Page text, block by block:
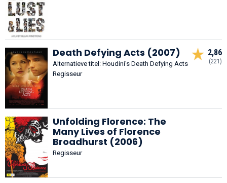
Death Defying Acts (2007)
Alternatieve titel: Houdini's Death Defying Acts
Regisseur
2,86
(221)
Unfolding Florence: The
Many Lives of Florence
Broadhurst (2006)
Regisseur